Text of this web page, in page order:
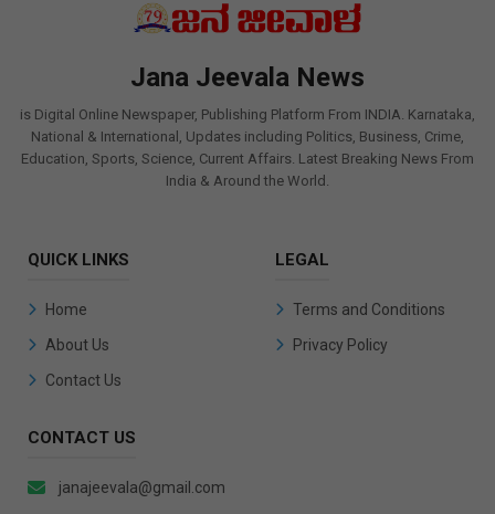
Jana Jeevala News
is Digital Online Newspaper, Publishing Platform From INDIA. Karnataka,
National & International, Updates including Politics, Business, Crime,
Education, Sports, Science, Current Affairs. Latest Breaking News From
India & Around the World.
QUICK LINKS
Home
About Us
Contact Us
LEGAL
Terms and Conditions
Privacy Policy
CONTACT US
janajeevala@gmail.com